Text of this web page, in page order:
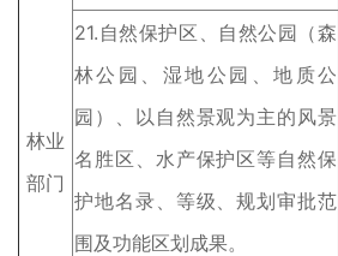
林业
部门
21.自然保护区、自然公园（森
林公园、湿地公园、地质公
园）、以自然景观为主的风景
名胜区、水产保护区等自然保
护地名录、等级、规划审批范
围及功能区划成果。